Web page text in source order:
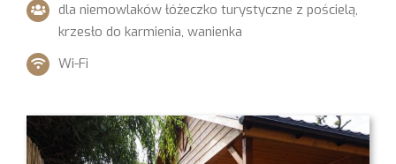
dla niemowlaków łóżeczko turystyczne z pościelą,
krzesło do karmienia, wanienka
Wi-Fi